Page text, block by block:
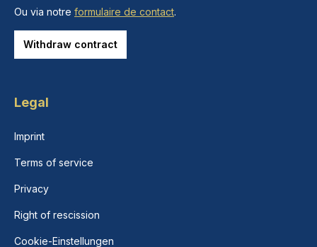
Ou via notre formulaire de contact.
Withdraw contract
Legal
Imprint
Terms of service
Privacy
Right of rescission
Cookie-Einstellungen